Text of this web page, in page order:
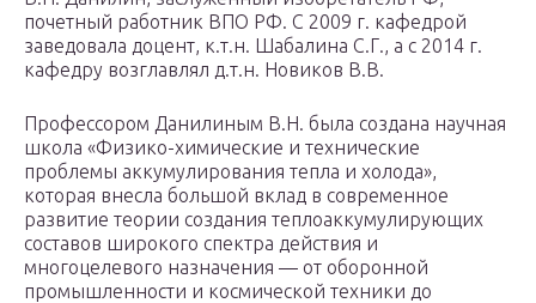
почетный работник ВПО РФ. С 2009 г. кафедрой
заведовала доцент, к.т.н. Шабалина С.Г., а с 2014 г.
кафедру возглавлял д.т.н. Новиков В.В.
Профессором Данилиным В.Н. была создана научная
школа «Физико-химические и технические
проблемы аккумулирования тепла и холода»,
которая внесла большой вклад в современное
развитие теории создания теплоаккумулирующих
составов широкого спектра действия и
многоцелевого назначения — от оборонной
промышленности и космической техники до